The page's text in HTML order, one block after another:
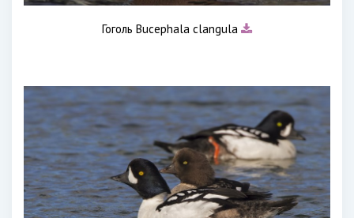
Гоголь Bucephala clangula